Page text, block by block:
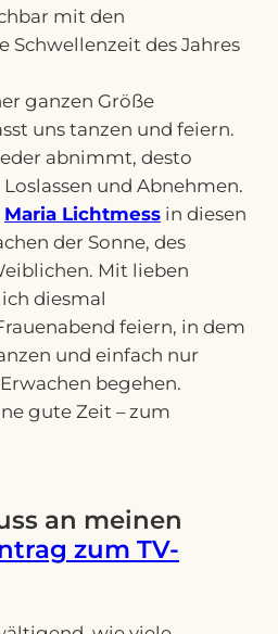
mit den
Schwellenzeit des Jahres
ganzen Größe
uns tanzen und feiern.
abnimmt, desto
und Abnehmen.
Maria Lichtmess in diesen
der Sonne, des
Mit lieben
diesmal
feiern, in dem
und einfach nur
begehen.
gute Zeit – zum
an meinen
zum TV-